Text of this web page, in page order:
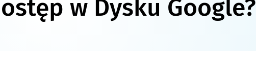
w Dysku Google?